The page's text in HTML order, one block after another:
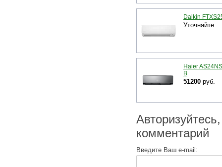
Daikin
Уточняйте
Haier
B
51200 руб.
комментарий
Введите Ваш e-mail: